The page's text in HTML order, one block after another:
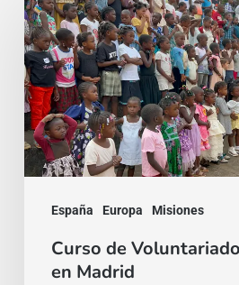
España Europa Misiones
de
Voluntariado
misionero
en
Madrid
Curso de
en Madrid